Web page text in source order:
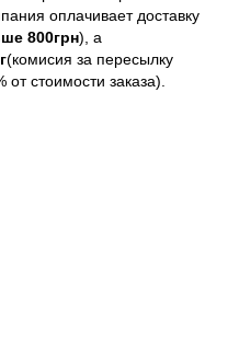
оплачивает доставку
800грн), а
(комисия за пересылку
стоимости заказа).